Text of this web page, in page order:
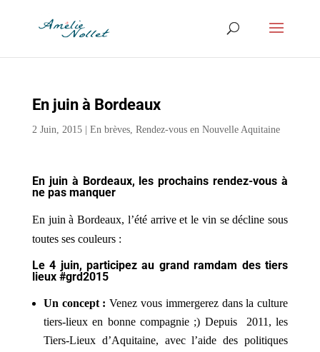
En juin à Bordeaux
2 Juin, 2015| En brèves, Rendez-vous en Nouvelle Aquitaine
En juin à Bordeaux, les prochains rendez-vous à
ne pas manquer
En juin à Bordeaux, l’été arrive et le vin se décline sous
toutes ses couleurs :
Le 4 juin, participez au grand ramdam des tiers
lieux #grd2015
Un concept :Venez vous immergerez dans la culture
tiers-lieux en bonne compagnie ;) Depuis 2011, les
Tiers-Lieux d’Aquitaine, avec l’aide des politiques